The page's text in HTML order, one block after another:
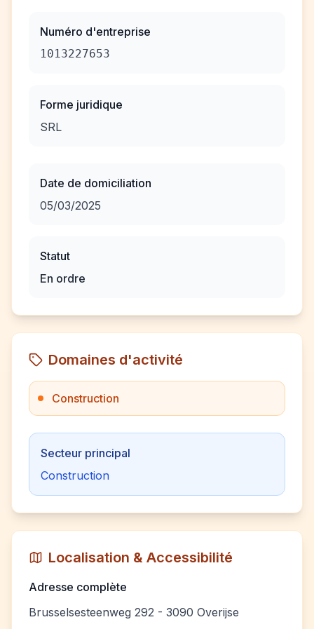
Numéro d'entreprise
1013227653
Forme juridique
SRL
Date de domiciliation
05/03/2025
Statut
En ordre
Domaines d'activité
Construction
Secteur principal
Construction
Localisation & Accessibilité
Adresse complète
Brusselsesteenweg 292 - 3090 Overijse